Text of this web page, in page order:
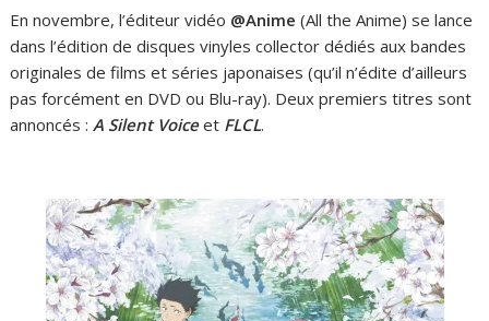
En novembre, l’éditeur vidéo @Anime (All the Anime) se lance
dans l’édition de disques vinyles collector dédiés aux bandes
originales de films et séries japonaises (qu’il n’édite d’ailleurs
pas forcément en DVD ou Blu-ray). Deux premiers titres sont
annoncés :A Silent Voiceet FLCL.